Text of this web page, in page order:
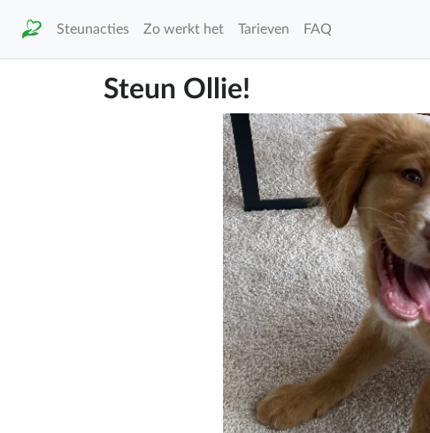
Steunacties Zo werkt het Tarieven FAQ
Steun Ollie!